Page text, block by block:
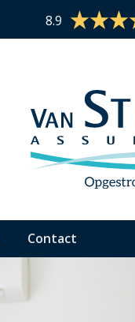
8.9
Contact